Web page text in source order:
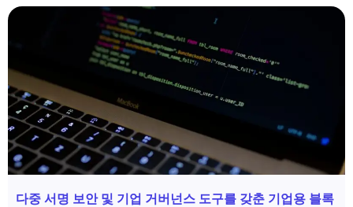
다중 서명 보안 및 기업 거버넌스 도구를 갖춘 기업용 블록